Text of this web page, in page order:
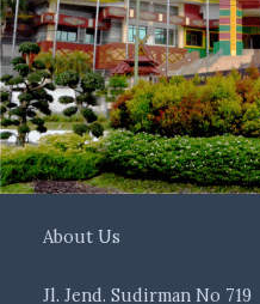
About Us
Jl. Jend. Sudirman No 719